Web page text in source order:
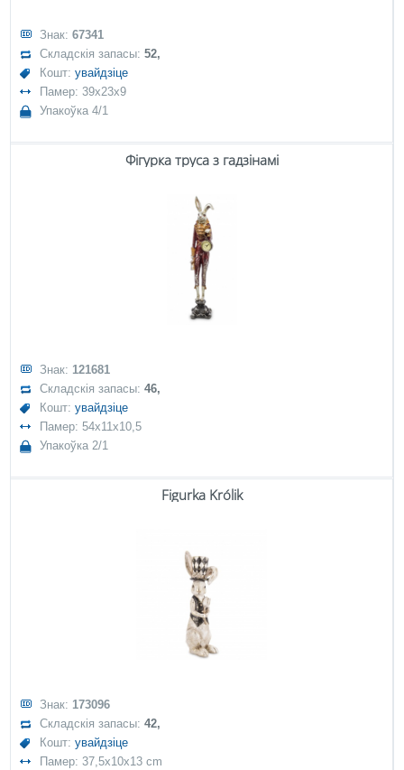
Знак:67341
Складскія запасы:52,
Кошт:увайдзіце
Памер: 39x23x9
Упакоўка 4/1
Фігурка труса з гадзінамі
Знак: 121681
Складскія запасы:46,
Кошт:увайдзіце
Памер: 54x11x10,5
Упакоўка 2/1
Figurka Królik
Знак: 173096
Складскія запасы:42,
Кошт:увайдзіце
Памер: 37,5x10x13 cm